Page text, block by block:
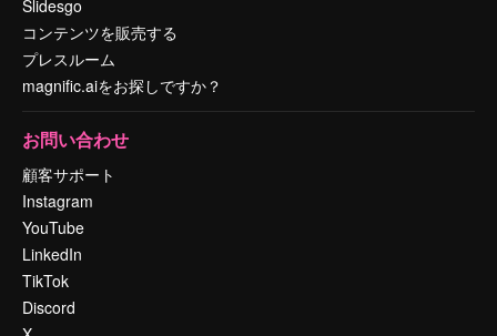
Slidesgo
コンテンツを販売する
プレスルーム
magnific.aiをお探しですか？
お問い合わせ
顧客サポート
Instagram
YouTube
LinkedIn
TikTok
Discord